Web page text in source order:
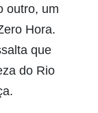
outro, um
Hora.
que
do Rio